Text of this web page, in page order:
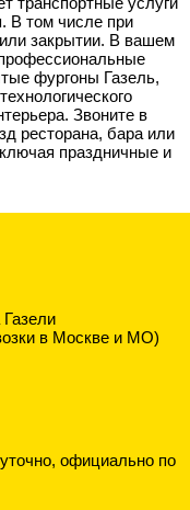
В том числе при
закрытии. В вашем
фургоны Газель,
Звоните в
ресторана, бара или
праздничные и
в Москве и МО)
официально по